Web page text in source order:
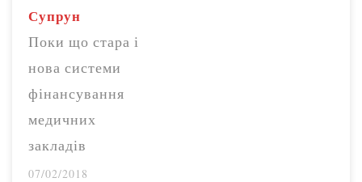
Супрун
Поки що стара і
нова системи
фінансування
медичних
закладів
первинної
07/02/2018